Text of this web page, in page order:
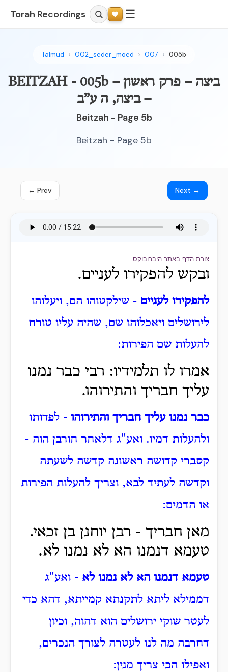
Torah Recordings ☰
Talmud 002_seder_moed 007 005b
BEITZAH - 005b – ביצה – פרק ראשון
– ביצה, ה ע”ב
Beitzah - Page 5b
Beitzah - Page 5b
← Prev Next →
צורת הדף באתר היברובוקס
ובקש להפקירו לעניים.
להפקירו לעניים - שילקטוהו הם, ויעלוהו
לירושלים ויאכלוהו שם, שהיה עליו טורח
להעלות שם הפירות:
אמרו לו תלמידיו: רבי כבר נמנו
עליך חבריך והתירוהו.
כבר נמנו עליך חבריך והתירוהו - לפדותו
ולהעלות דמיו. ואע"ג דלאחר חורבן הוה -
קסברי קדושה ראשונה קדשה לשעתה
וקדשה לעתיד לבא, וצריך להעלות הפירות
או הדמים:
מאן חבריך - רבן יוחנן בן זכאי.
טעמא דנמנו הא לא נמנו לא.
טעמא דנמנו הא לא נמנו לא - ואע"ג
דממילא ליתא לתקנתא קמייתא, דהא כדי
לעטר שוקי ירושלים הוא דהוה, וכיון
דחרבה מה לנו לעטרה לצורך הנכרים,
ואפילו הכי צריך מנין: